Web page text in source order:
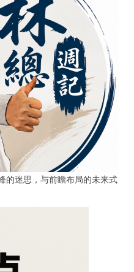
迷思，与前瞻布局的未来式